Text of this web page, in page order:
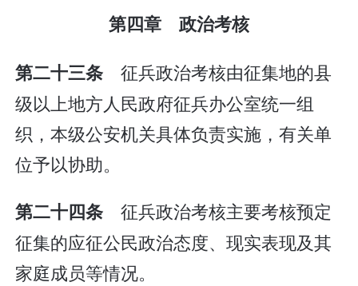
第四章 政治考核
第二十三条 征兵政治考核由征集地的县
级以上地方人民政府征兵办公室统一组
织，本级公安机关具体负责实施，有关单
位予以协助。
第二十四条 征兵政治考核主要考核预定
征集的应征公民政治态度、现实表现及其
家庭成员等情况。